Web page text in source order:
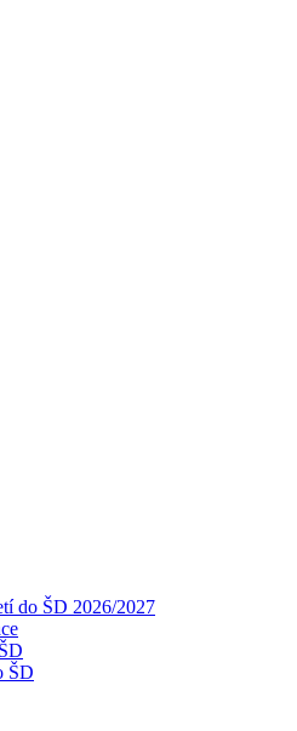
do ŠD 2026/2027
ŠD